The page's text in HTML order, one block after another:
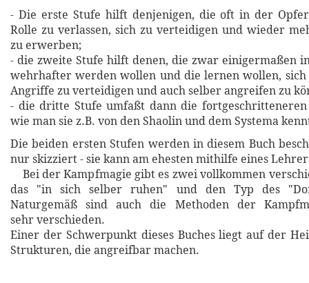
- Die erste Stufe hilft denjenigen, die oft in der
Rolle zu verlassen, sich zu verteidigen und wieder
zu erwerben;
- die zweite Stufe hilft denen, die zwar einigermaßen
wehrhafter werden wollen und die lernen wollen, sich
Angriffe zu verteidigen und auch selber angreifen zu
- die dritte Stufe umfaßt dann die fortgeschritteneren
wie man sie z.B. von den Shaolin und dem Systema
Die beiden ersten Stufen werden in diesem Buch
nur skizziert - sie kann am ehesten mithilfe eines
Bei der Kampfmagie gibt es zwei vollkommen
das "in sich selber ruhen" und den Typ des
Naturgemäß sind auch die Methoden der
sehr verschieden.
Einer der Schwerpunkt dieses Buches liegt auf der
Strukturen, die angreifbar machen.